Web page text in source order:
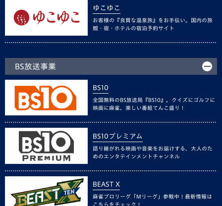
ゆこゆこ
お客様の『良質な温泉旅』をお手伝い。国内の旅
館・宿・ホテルの宿泊予約サイト
BS放送事業
BS10
全国無料のBS放送局『BS10』。クイズにゴルフに
映画に麻雀、楽しい番組てんこ盛り！
BS10プレミアム
語り継がれる映画や音楽をお届けする、大人のた
めのエンタテインメントチャンネル
BEAST X
麻雀プロリーグ「Mリーグ」参戦中！最新情報は
こちらをチェック！